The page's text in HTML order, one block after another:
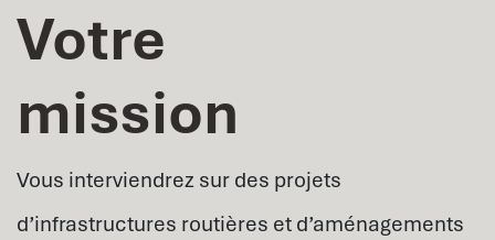
Votre
mission
Vous interviendrez sur des projets
d’infrastructures routières et d’aménagements